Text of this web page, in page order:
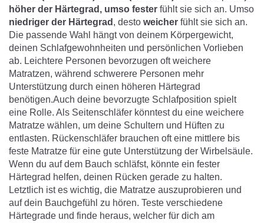
höher der Härtegrad, umso fester fühlt sie sich an. Umso
niedriger der Härtegrad , desto weicher fühlt sie sich an.
Die passende Wahl hängt von deinem Körpergewicht,
deinen Schlafgewohnheiten und persönlichen Vorlieben
ab. Leichtere Personen bevorzugen oft weichere
Matratzen, während schwerere Personen mehr
Unterstützung durch einen höheren Härtegrad
benötigen.Auch deine bevorzugte Schlafposition spielt
eine Rolle. Als Seitenschläfer könntest du eine weichere
Matratze wählen, um deine Schultern und Hüften zu
entlasten. Rückenschläfer brauchen oft eine mittlere bis
feste Matratze für eine gute Unterstützung der Wirbelsäule.
Wenn du auf dem Bauch schläfst, könnte ein fester
Härtegrad helfen, deinen Rücken gerade zu halten.
Letztlich ist es wichtig, die Matratze auszuprobieren und
auf dein Bauchgefühl zu hören. Teste verschiedene
Härtegrade und finde heraus, welcher für dich am